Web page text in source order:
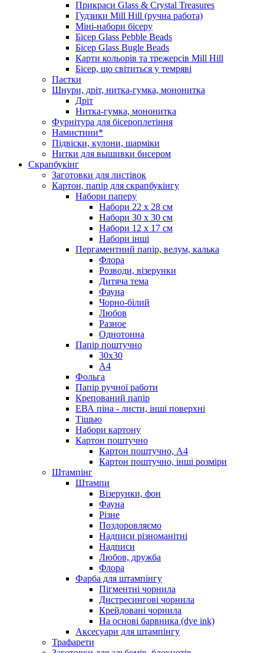
Прикраси Glass & Crystal Treasures
Гудзики Mill Hill (ручна работа)
Міні-набори бісеру
Бісер Glass Pebble Beads
Бісер Glass Bugle Beads
Карти кольорів та трежерсів Mill Hill
Бісер, що світиться у темряві
Паєтки
Шнури, дріт, нитка-гумка, мононитка
Дріт
Нитка-гумка, мононитка
Фурнітура для бісероплетіння
Намистини*
Підвіски, кулони, шарміки
Нитки для вышивки бисером
Скрапбукінг
Заготовки для листівок
Картон, папір для скрапбукінгу
Набори паперу
Набори 22 х 28 см
Набори 30 х 30 см
Набори 12 х 17 см
Набори інші
Пергаментний папір, велум, калька
Флора
Розводи, візерунки
Дитяча тема
Фауна
Чорно-білий
Любов
Разное
Однотонна
Папір поштучно
30х30
А4
Фольга
Папір ручної работи
Крепований папір
ЕВА піна - листи, інші поверхні
Тішью
Набори картону
Картон поштучно
Картон поштучно, А4
Картон поштучно, інші розміри
Штампінг
Штампи
Візерунки, фон
Фауна
Різне
Поздоровляємо
Надписи різноманітні
Надписи
Любов, дружба
Флора
Фарба для штампінгу
Пігментні чорнила
Дистресингові чорнила
Крейдовані чорнила
На основі барвника (dye ink)
Аксесуари для штампінгу
Трафарети